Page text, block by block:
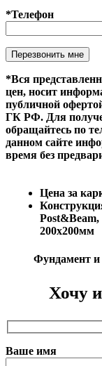
*Телефон
Оставьте это поле
*Вся
цен, носит
публичной
ГК РФ. Для
обращайтесь по
данном сайте
время без
Цена за
200х200мм
Фундамент и
Хочу
Ваше имя